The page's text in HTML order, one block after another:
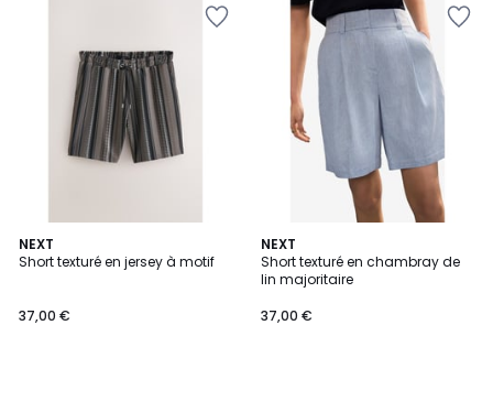
NEXT
Short texturé en jersey à motif
37,00 €
NEXT
Short texturé en chambray de
lin majoritaire
37,00 €